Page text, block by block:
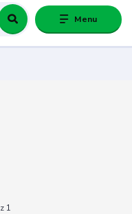
Menu
z 1